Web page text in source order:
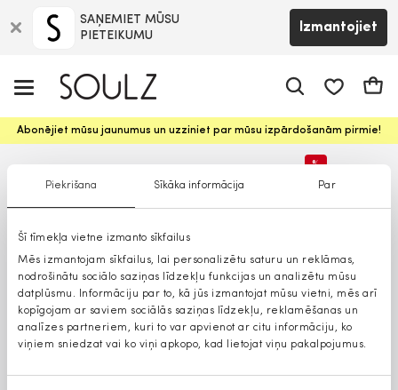
Piekrišana Sīkāka informācija Par
Šī tīmekļa vietne izmanto sīkfailus
Mēs izmantojam sīkfailus, lai personalizētu saturu un reklāmas,
nodrošinātu sociālo saziņas līdzekļu funkcijas un analizētu mūsu
datplūsmu. Informāciju par to, kā jūs izmantojat mūsu vietni, mēs arī
kopīgojam ar saviem sociālās saziņas līdzekļu, reklamēšanas un
analīzes partneriem, kuri to var apvienot ar citu informāciju, ko
viņiem sniedzat vai ko viņi apkopo, kad lietojat viņu pakalpojumus.
SAŅEMIET MŪSU
PIETEIKUMU
Izmantojiet
Abonējiet mūsu jaunumus un uzziniet par mūsu izpārdošanām pirmie!
%
Lielāki izmēri